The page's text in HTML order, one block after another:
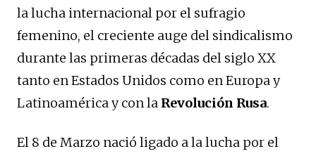
la lucha internacional por el sufragio
femenino, el creciente auge del sindicalismo
durante las primeras décadas del siglo XX
tanto en Estados Unidos como en Europa y
Latinoamérica y con la Revolución Rusa.
El 8 de Marzo nació ligado a la lucha por el